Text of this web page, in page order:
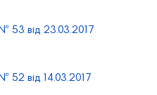
№ 53 від 23.03.2017
52 від 14.03.2017